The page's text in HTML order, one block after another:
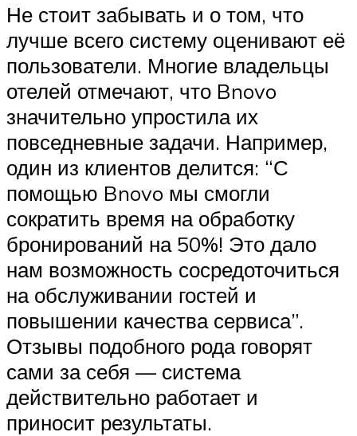
Не стоит забывать и о том, что
лучше всего систему оценивают её
пользователи. Многие владельцы
отелей отмечают, что Bnovo
значительно упростила их
повседневные задачи. Например,
один из клиентов делится: “С
помощью Bnovo мы смогли
сократить время на обработку
бронирований на 50%! Это дало
нам возможность сосредоточиться
на обслуживании гостей и
повышении качества сервиса”.
Отзывы подобного рода говорят
сами за себя — система
действительно работает и
приносит результаты.